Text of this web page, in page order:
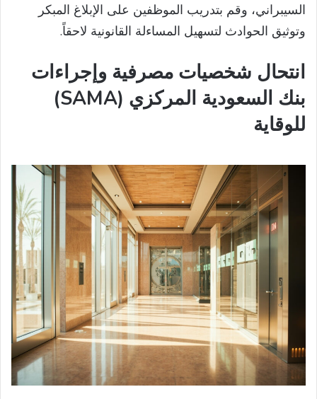
السيبراني، وقم بتدريب الموظفين على الإبلاغ المبكر
وتوثيق الحوادث لتسهيل المساءلة القانونية لاحقاً.
انتحال شخصيات مصرفية وإجراءات
بنك السعودية المركزي (SAMA)
للوقاية